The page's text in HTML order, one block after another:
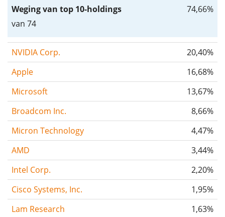
Weging van top 10-holdings
van 74
74,66%
NVIDIA Corp.
20,40%
Apple
16,68%
Microsoft
13,67%
Broadcom Inc.
8,66%
Micron Technology
4,47%
AMD
3,44%
Intel Corp.
2,20%
Cisco Systems, Inc.
1,95%
Lam Research
1,63%